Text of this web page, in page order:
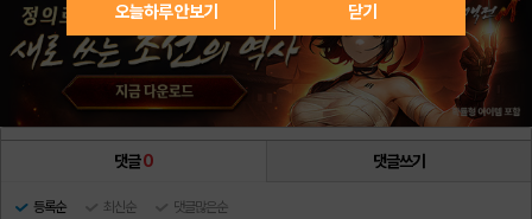
댓글0 댓글쓰기
등록순 최신순 댓글많은순
오늘하루 안보기 닫기